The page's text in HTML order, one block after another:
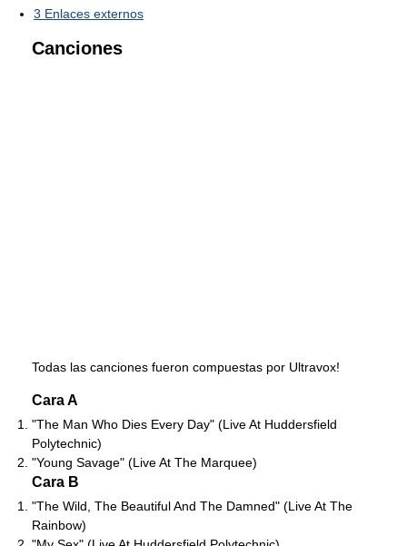
3 Enlaces externos
Canciones
Todas las canciones fueron compuestas por Ultravox!
Cara A
"The Man Who Dies Every Day" (Live At Huddersfield
Polytechnic)
"Young Savage" (Live At The Marquee)
Cara B
"The Wild, The Beautiful And The Damned" (Live At The
Rainbow)